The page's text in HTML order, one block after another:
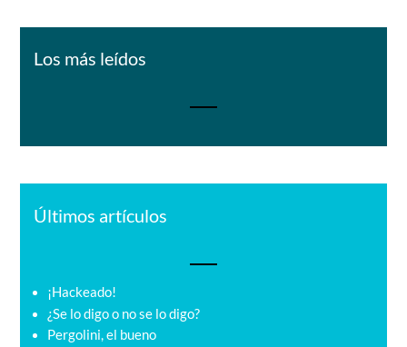
Los más leídos
Últimos artículos
¡Hackeado!
¿Se lo digo o no se lo digo?
Pergolini, el bueno